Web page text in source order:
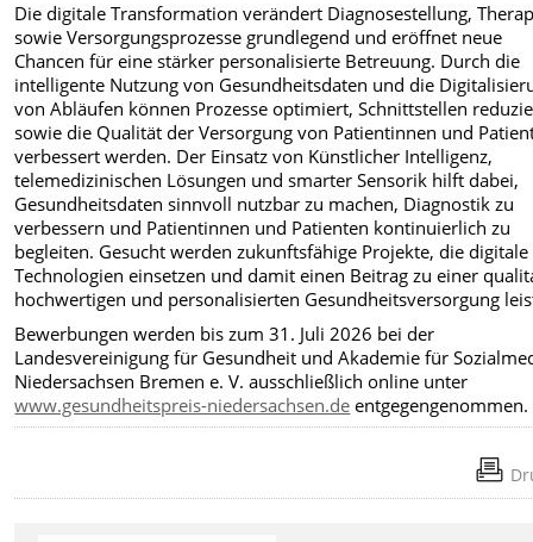
Die digitale Transformation verändert Diagnosestellung,
sowie Versorgungsprozesse grundlegend und eröffnet neue
Chancen für eine stärker personalisierte Betreuung. Durch die
intelligente Nutzung von Gesundheitsdaten und die
von Abläufen können Prozesse optimiert, Schnittstellen
sowie die Qualität der Versorgung von Patientinnen und
verbessert werden. Der Einsatz von Künstlicher Intelligenz,
telemedizinischen Lösungen und smarter Sensorik hilft dabei,
Gesundheitsdaten sinnvoll nutzbar zu machen, Diagnostik zu
verbessern und Patientinnen und Patienten kontinuierlich zu
begleiten. Gesucht werden zukunftsfähige Projekte, die digitale
Technologien einsetzen und damit einen Beitrag zu einer
hochwertigen und personalisierten Gesundheitsversorgung
Bewerbungen werden bis zum 31. Juli 2026 bei der
Landesvereinigung für Gesundheit und Akademie für
Niedersachsen Bremen e. V. ausschließlich online unter
www.gesundheitspreis-niedersachsen.de entgegengenommen.